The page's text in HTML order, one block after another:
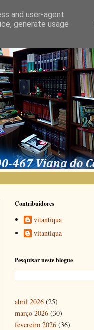
Contribuidores
vitantiqua
vitantiqua
Pesquisar neste blogue
abril 2026 (25)
março 2026 (30)
fevereiro 2026 (36)
and user-agent
generate usage